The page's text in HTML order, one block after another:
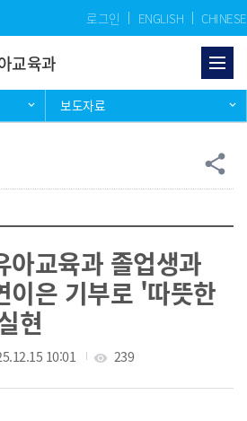
로그인 ENGLISH CHINESE
교육과
보도자료
공
share
아교육과 졸업생과
이은 기부로 '따뜻한
현
10:01 조회수
visibility 239